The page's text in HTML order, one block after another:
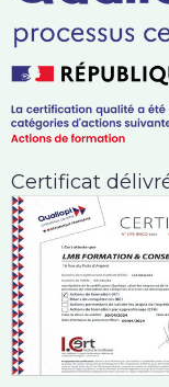
Certificat